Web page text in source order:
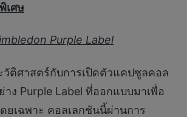
เศษ
Purple Label
วัติศาสตร์กับการเปิดตัวแคปซูลคอล
าง Purple Label ที่ออกแบบมาเพื่อ
ยเฉพาะ คอลเลกชันนี้ผ่านการ